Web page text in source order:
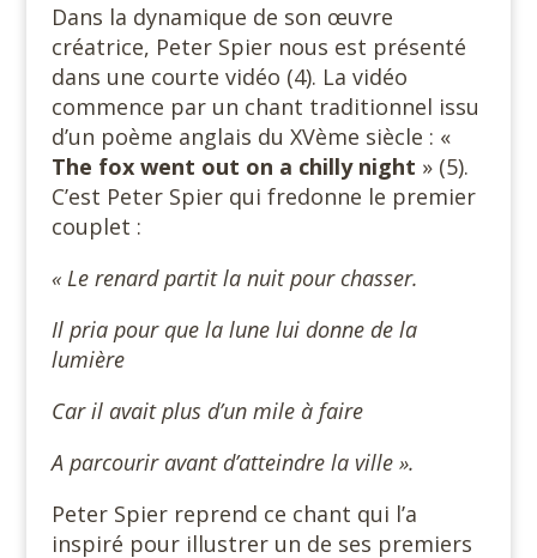
Dans la dynamique de son œuvre
créatrice, Peter Spier nous est présenté
dans une courte vidéo (4). La vidéo
commence par un chant traditionnel issu
d’un poème anglais du XVème siècle : «
The fox went out on a chilly night » (5).
C’est Peter Spier qui fredonne le premier
couplet :
« Le renard partit la nuit pour chasser.
Il pria pour que la lune lui donne de la
lumière
Car il avait plus d’un mile à faire
A parcourir avant d’atteindre la ville ».
Peter Spier reprend ce chant qui l’a
inspiré pour illustrer un de ses premiers